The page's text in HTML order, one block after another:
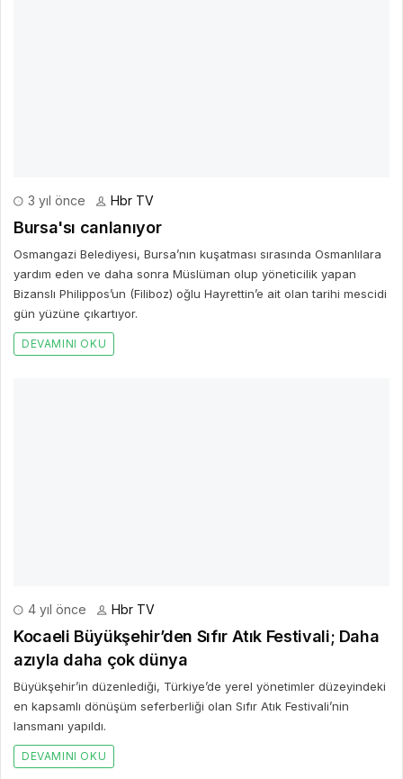
3 yıl önce Hbr TV
Bursa'sı canlanıyor
Osmangazi Belediyesi, Bursa’nın kuşatması sırasında Osmanlılara
yardım eden ve daha sonra Müslüman olup yöneticilik yapan
Bizanslı Philippos’un (Filiboz) oğlu Hayrettin’e ait olan tarihi mescidi
gün yüzüne çıkartıyor.
DEVAMINI OKU
4 yıl önce Hbr TV
Kocaeli Büyükşehir’den Sıfır Atık Festivali; Daha
azıyla daha çok dünya
Büyükşehir’in düzenlediği, Türkiye’de yerel yönetimler düzeyindeki
en kapsamlı dönüşüm seferberliği olan Sıfır Atık Festivali’nin
lansmanı yapıldı.
DEVAMINI OKU